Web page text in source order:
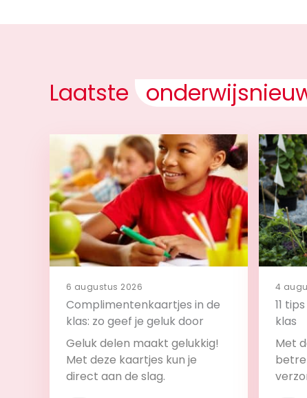
Laatste
6 augustus 2026
Complimentenkaartjes in de
klas: zo geef je geluk door
Geluk delen maakt gelukkig!
Met deze kaartjes kun je
direct aan de slag.
4
11
klas
Met